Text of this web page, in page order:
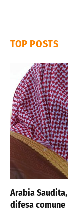
TOP POSTS
Arabia
difesa comune